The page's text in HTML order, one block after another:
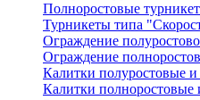
Полноростовые
Турникеты типа
Ограждение
Ограждение
Калитки полуростовые и
Калитки полноростовые